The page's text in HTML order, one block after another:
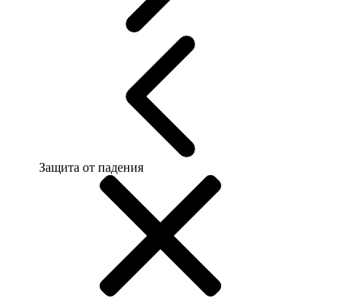
Защита от падения